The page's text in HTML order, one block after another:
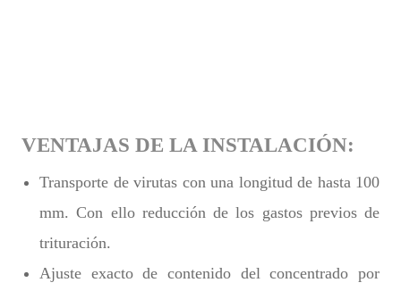
VENTAJAS DE LA INSTALACIÓN:
Transporte de virutas con una longitud de hasta 100
mm. Con ello reducción de los gastos previos de
trituración.
Ajuste exacto de contenido del concentrado por